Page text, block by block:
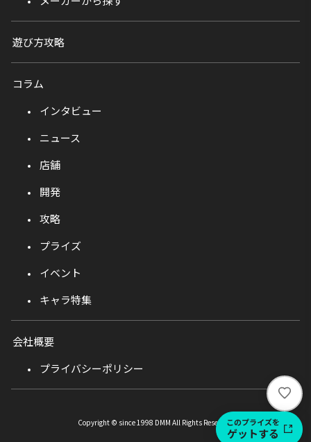
い
い
このプライズを
ゲットする
遊び方攻略
コラム
インタビュー
ニュース
店舗
開発
攻略
プライズ
イベント
キャラ特集
会社概要
プライバシーポリシー
Copyright © since 1998 DMM All Rights Reserved.